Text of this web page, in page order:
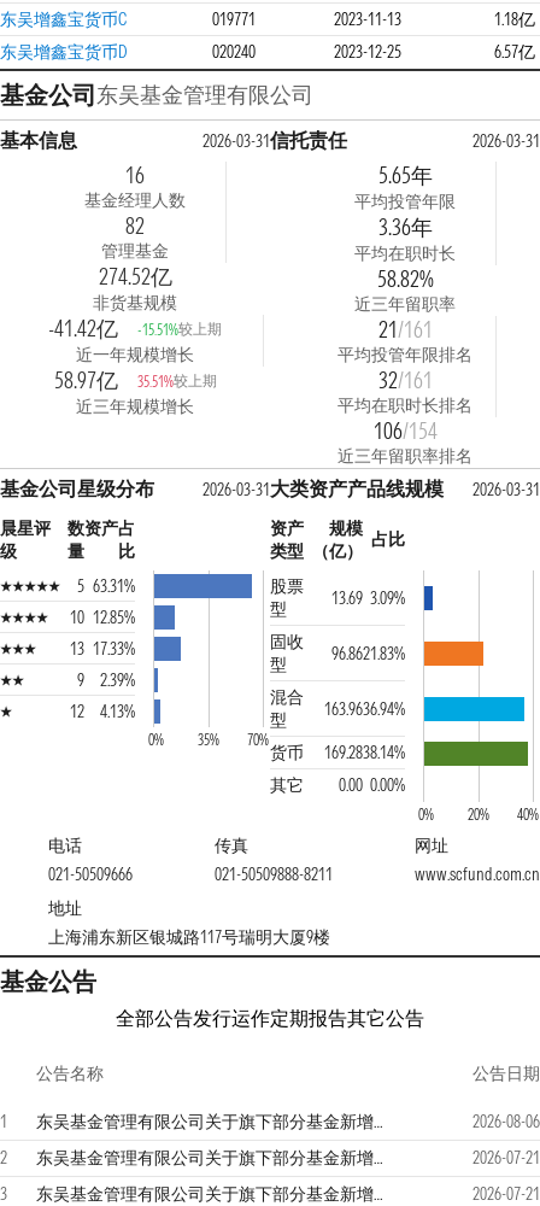
东吴增鑫宝货币C
019771 2023-11-13
1.18亿
东吴增鑫宝货币D
020240 2023-12-25 6.57亿
基金公司东吴基金管理有限公司
基本信息 2026-03-31
16
基金经理人数
82
管理基金
274.52亿
非货基规模
-41.42亿 -15.51%较上期
近一年规模增长
58.97亿 35.51%较上期
近三年规模增长
信托责任 2026-03-31
5.65年
平均投管年限
3.36年
平均在职时长
58.82%
近三年留职率
21/161
平均投管年限排名
32/161
平均在职时长排名
106/154
近三年留职率排名
基金公司星级分布
2026-03-31
晨星评
级
数
量
资产占
比
5 63.31%
10 12.85%
13 17.33%
9
2.39%
12
4.13%
0% 35% 70%
大类资产产品线规模
2026-03-31
资产
类型
规模
（亿）
占比
股票
型
13.69 3.09%
固收
型
96.8621.83%
混合
型
163.9636.94%
货币
169.2838.14%
其它
0.00 0.00%
0% 20% 40%
电话
021-50509666
传真
021-50509888-8211
网址
www.scfund.com.cn
地址
上海浦东新区银城路117号瑞明大厦9楼
基金公告
全部公告发行运作定期报告其它公告
公告名称 公告日期
1 东吴基金管理有限公司关于旗下部分基金新增民生证券股份有限公司为销售机构、开通定期定额投资及转换业务的公告
2026-08-06
2
东吴基金管理有限公司关于旗下部分基金新增深圳市排排网基金销售有限责任公司为代销机构、开通定期定额投资及转换业务并参加费率优惠的公告
2026-07-21
3
东吴基金管理有限公司关于旗下部分基金新增深圳市排排网基金销售有限责任公司为代销机构、开通定期定额投资及转换业务并参加费率优惠的公告 2026-07-21